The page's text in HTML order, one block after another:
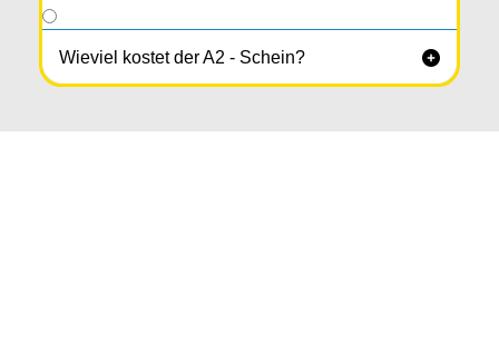
Wieviel kostet der A2 - Schein? 